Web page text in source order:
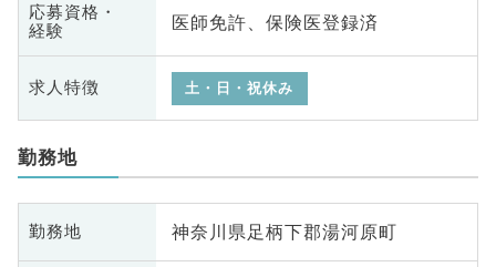
応募資格・
経験
医師免許、保険医登録済
求人特徴 土・日・祝休み
勤務地
勤務地 神奈川県足柄下郡湯河原町